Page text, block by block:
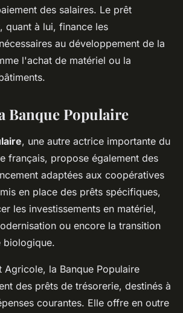
des salaires. Le prêt
quant à lui, finance les
au développement de la
l'achat de matériel ou la
Banque Populaire
, une autre actrice importante du
français, propose également des
adaptées aux coopératives
en place des prêts spécifiques,
les investissements en matériel,
ou encore la transition
biologique.
Agricole, la Banque Populaire
des prêts de trésorerie, destinés à
courantes. Elle offre en outre